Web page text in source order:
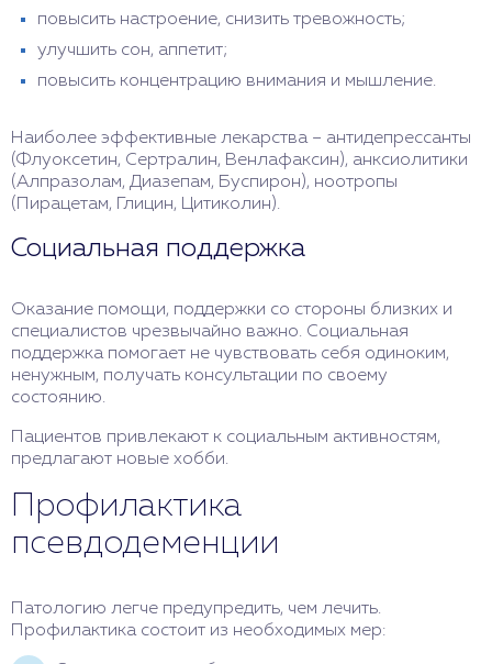
повысить настроение, снизить тревожность;
улучшить сон, аппетит;
повысить концентрацию внимания и мышление.
Наиболее эффективные лекарства – антидепрессанты
(Флуоксетин, Сертралин, Венлафаксин), анксиолитики
(Алпразолам, Диазепам, Буспирон), ноотропы
(Пирацетам, Глицин, Цитиколин).
Социальная поддержка
Оказание помощи, поддержки со стороны близких и
специалистов чрезвычайно важно. Социальная
поддержка помогает не чувствовать себя одиноким,
ненужным, получать консультации по своему
состоянию.
Пациентов привлекают к социальным активностям,
предлагают новые хобби.
Профилактика
псевдодеменции
Патологию легче предупредить, чем лечить.
Профилактика состоит из необходимых мер: